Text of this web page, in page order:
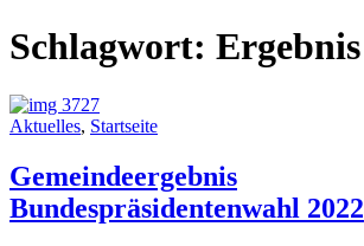
Schlagwort: Ergebnis
Aktuelles, Startseite
Gemeindeergebnis
Bundespräsidentenwahl 2022